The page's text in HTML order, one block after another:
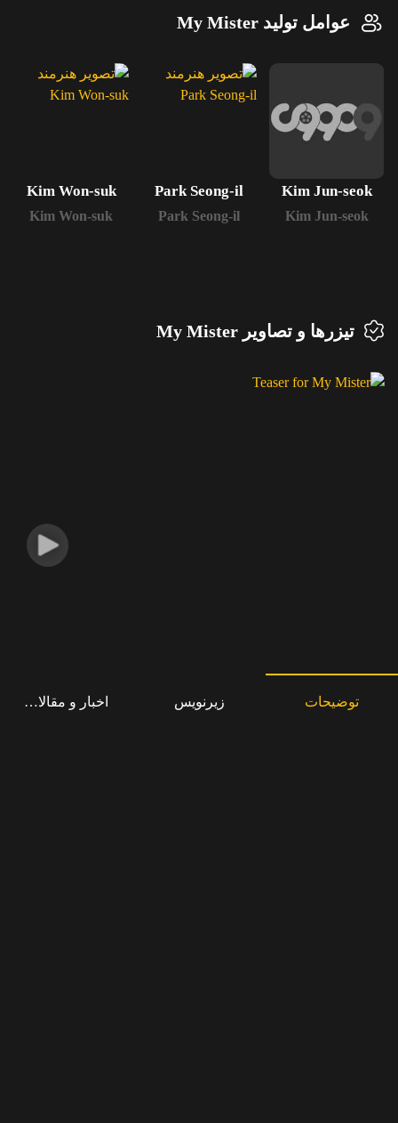
عوامل تولید My Mister
Kim Jun-seok
Kim Jun-seok
Park Seong-il
Park Seong-il
Kim Won-suk
Kim Won-suk
تیزرها و تصاویر My Mister
توضیحات زیرنویس اخبار و مقالات